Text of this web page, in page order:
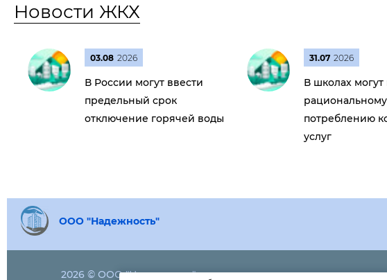
Новости ЖКХ
03.08 2026
В России могут ввести
предельный срок
отключение горячей воды
31.07 2026
В школах могут
рациональному
потреблению
услуг
ООО "Надежность"
2026 © ООО "Надежность"